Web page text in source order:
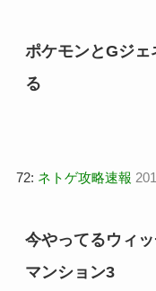
ポケモンとGジ
る
72: ネトゲ攻略速報
今やってるウィ
マンション3